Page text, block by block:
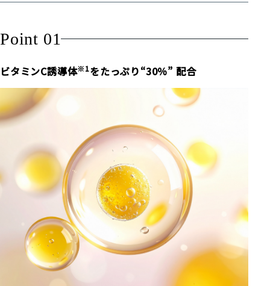
Point 01
ビタミンC誘導体※1をたっぷり“30％” 配合